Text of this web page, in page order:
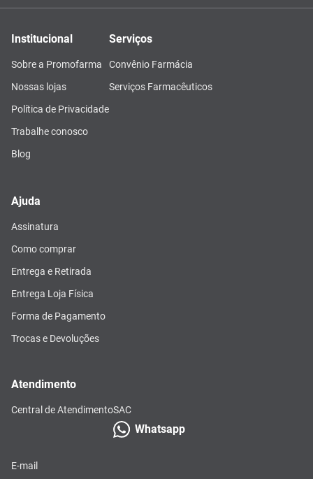
Institucional
Sobre a Promofarma
Nossas lojas
Política de Privacidade
Trabalhe conosco
Blog
Serviços
Convênio Farmácia
Serviços Farmacêuticos
Ajuda
Assinatura
Como comprar
Entrega e Retirada
Entrega Loja Física
Forma de Pagamento
Trocas e Devoluções
Atendimento
Central de AtendimentoSAC
Whatsapp
E-mail